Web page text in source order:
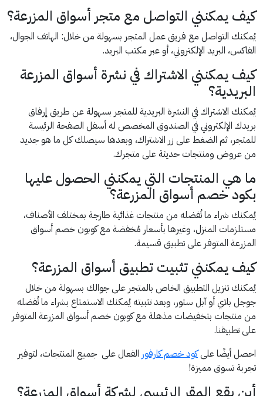
كيف يمكنني التواصل مع متجر أسواق المزرعة؟
يُمكنك التواصل مع فريق عمل المتجر بسهولة من خلال: الهاتف الجوال،
الفاكس، البريد الإلكتروني، أو عبر مكتب البريد.
كيف يمكنني الاشتراك في نشرة أسواق المزرعة
البريدية؟
يُمكنك الاشتراك في النشرة البريدية للمتجر بسهولة عن طريق إرفاق
بريدك الإلكتروني في الصندوق المخصص له أسفل الصفحة الرئيسة
للمتجر، ثم الضغط على زر الاشتراك، وبعدها سيصلك كل ما هو جديد
من عروض ومنتجات حديثة على متجرك.
ما هي المنتجات التي يمكنني الحصول عليها
بكود خصم أسواق المزرعة؟
يُمكنك شراء ما تُفضله من منتجات غذائية طازجة بمختلف الأصناف،
مستلزمات المنزل، وغيرها بأسعار مُخفضة مع كوبون خصم أسواق
المزرعة المتوفر على تطبيق قسيمة.
كيف يمكنني تثبيت تطبيق أسواق المزرعة؟
يُمكنك تنزيل التطبيق الخاص بالمتجر على جوالك بسهولة من خلال
جوجل بلاي أو آبل ستور، وبعد تثبيته يُمكنك الاستمتاع بشراء ما تُفضله
من منتجات بتخفيضات مذهلة مع كوبون خصم أسواق المزرعة المتوفر
على تطبيقنا.
احصل أيضًا علىكود خصم كارفور الفعال على جميع المنتجات، لتوفير
تجربة تسوق مميزة!